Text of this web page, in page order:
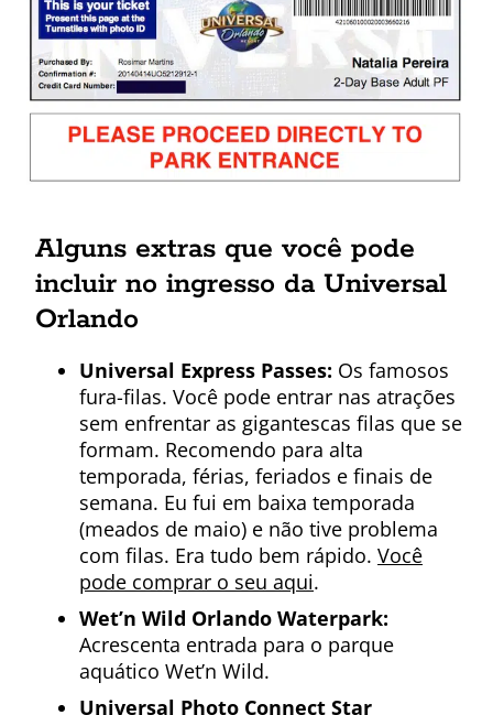
Alguns extras que você pode
incluir no ingresso da Universal
Orlando
Universal Express Passes: Os famosos
fura-filas. Você pode entrar nas atrações
sem enfrentar as gigantescas filas que se
formam. Recomendo para alta
temporada, férias, feriados e finais de
semana. Eu fui em baixa temporada
(meados de maio) e não tive problema
com filas. Era tudo bem rápido. Você
pode comprar o seu aqui.
Wet’n Wild Orlando Waterpark:
Acrescenta entrada para o parque
aquático Wet’n Wild.
Universal Photo Connect Star